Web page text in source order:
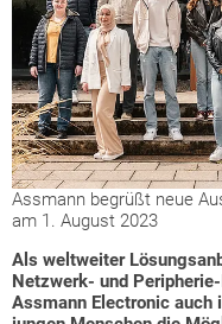
Assmann begrüßt neue
am 1. August 2023
Als weltweiter
Netzwerk- und
Assmann Electronic auch